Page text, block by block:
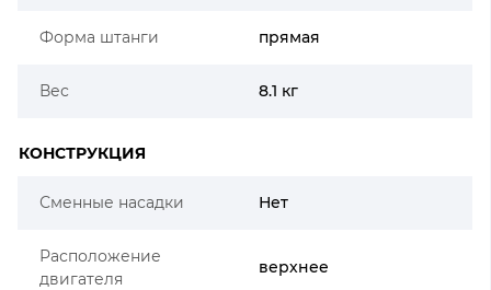
Форма штанги прямая
Вес 8.1 кг
КОНСТРУКЦИЯ
Сменные насадки Нет
Расположение
двигателя
верхнее